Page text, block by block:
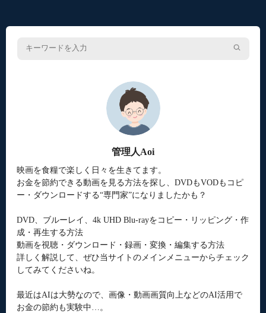
管理人Aoi
映画を食糧で楽しく日々を生きてます。
お金を節約できる動画を見る方法を探し、DVDもVODもコピ
ー・ダウンロードする“専門家”になりましたかも？
DVD、ブルーレイ、4k UHD Blu-rayをコピー・リッピング・作
成・再生する方法
動画を視聴・ダウンロード・録画・変換・編集する方法
詳しく解説して、ぜひ当サイトのメインメニューからチェック
してみてくださいね。
最近はAIは大勢なので、画像・動画画質向上などのAI活用で
お金の節約も実験中…。